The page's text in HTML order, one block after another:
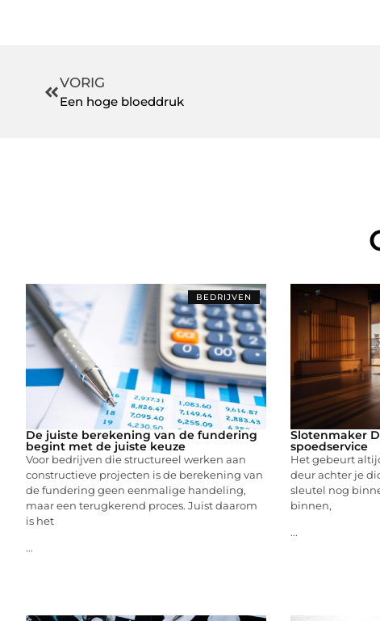
VORIG
Een hoge bloeddruk
BEDRIJVEN
De juiste berekening van de fundering
begint met de juiste keuze
Voor bedrijven die structureel werken aan
constructieve projecten is de berekening van
de fundering geen eenmalige handeling,
maar een terugkerend proces. Juist daarom
is het
...
Slotenmaker
spoedservice
Het gebeurt
deur achter je
sleutel nog
binnen,
...